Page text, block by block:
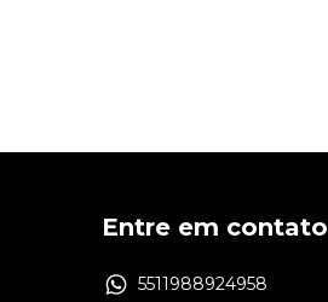
Entre em contato
5511988924958